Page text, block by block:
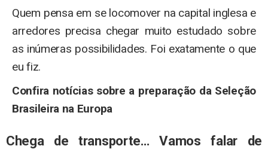
Quem pensa em se locomover na capital inglesa e
arredores precisa chegar muito estudado sobre
as inúmeras possibilidades. Foi exatamente o que
eu fiz.
Confira notícias sobre a preparação da Seleção
Brasileira na Europa
Chega de transporte… Vamos falar de